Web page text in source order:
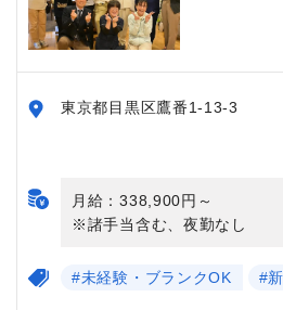
東京都目黒区鷹番1-13-3
月給：338,900円～
※諸手当含む、夜勤なし
#未経験・ブランクOK #